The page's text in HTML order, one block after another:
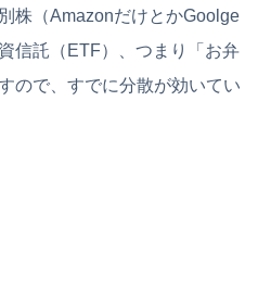
株（AmazonだけとかGoolge
信託（ETF）、つまり「お弁
ので、すでに分散が効いてい